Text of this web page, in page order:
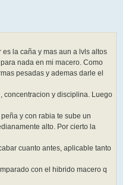
la caña y mas aun a lvls altos
nada en mi macero. Como
pesadas y ademas darle el
concentracion y disciplina. Luego
y con rabia te sube un
alto. Por cierto la
cuanto antes, aplicable tanto
con el hibrido macero q